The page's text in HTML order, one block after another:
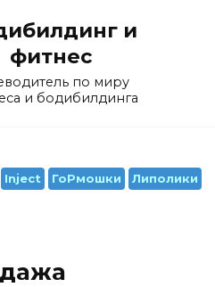
и
фитнес
по миру
и бодибилдинга
Inject ГоРмошки Липолики